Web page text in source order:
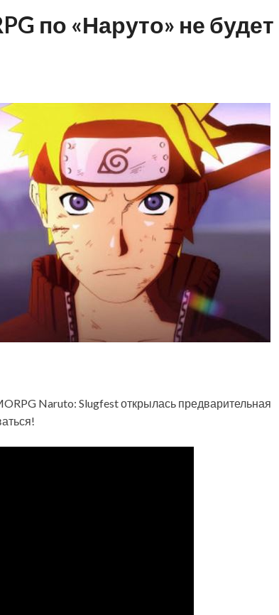
по «Наруто» не будет
Naruto: Slugfest открылась предварительная